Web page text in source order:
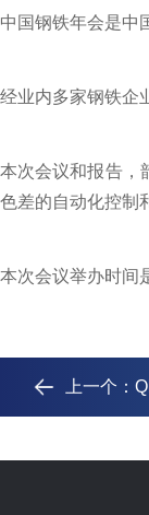
中国钢铁年会是中
经业内多家钢铁企
本次会议和报告，
色差的自动化控制
本次会议举办时间
上一个：